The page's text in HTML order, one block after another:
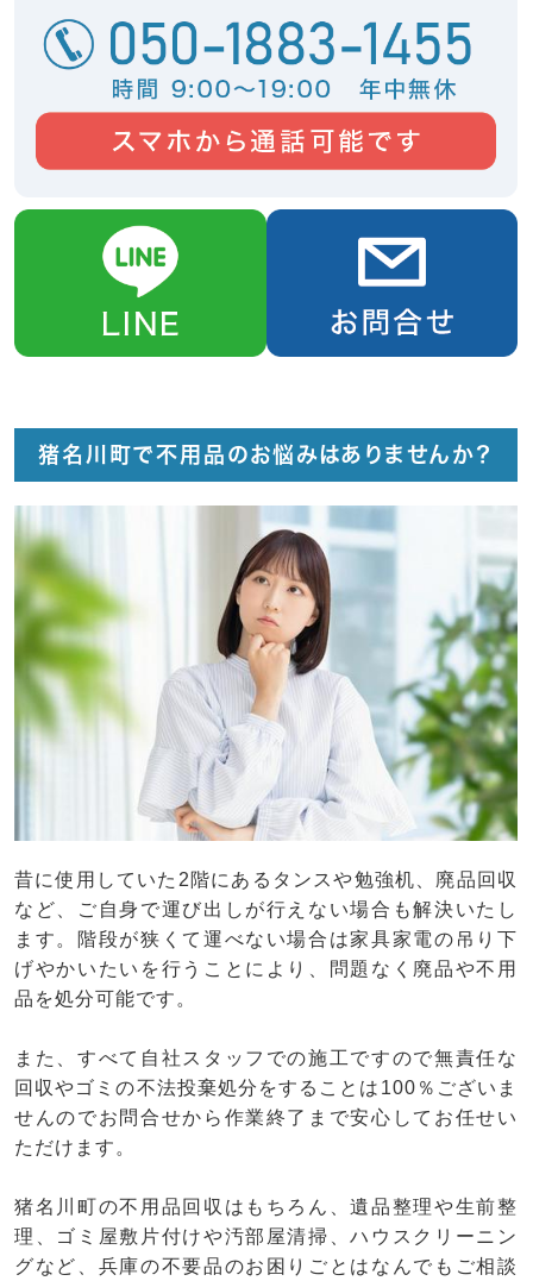
猪名川町で不用品のお悩みはありませんか？
昔に使用していた2階にあるタンスや勉強机、廃品回収
など、ご自身で運び出しが行えない場合も解決いたし
ます。階段が狭くて運べない場合は家具家電の吊り下
げやかいたいを行うことにより、問題なく廃品や不用
品を処分可能です。
また、すべて自社スタッフでの施工ですので無責任な
回収やゴミの不法投棄処分をすることは100％ございま
せんのでお問合せから作業終了まで安心してお任せい
ただけます。
猪名川町の不用品回収はもちろん、遺品整理や生前整
理、ゴミ屋敷片付けや汚部屋清掃、ハウスクリーニン
グなど、兵庫の不要品のお困りごとはなんでもご相談